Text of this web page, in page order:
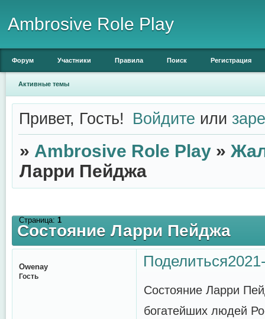
Ambrosive Role Play
Форум Участники Правила Поиск Регистрация
Активные темы
Привет, Гость! Войдите или
» Ambrosive Role Play »
Ларри Пейджа
Состояние Ларри Пейджа
Страница: 1
Поделиться
Owenay
Гость
Состояние Ларри
богатейших людей